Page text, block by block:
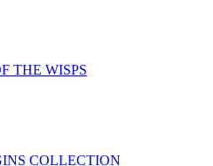
THE WISPS
COLLECTION